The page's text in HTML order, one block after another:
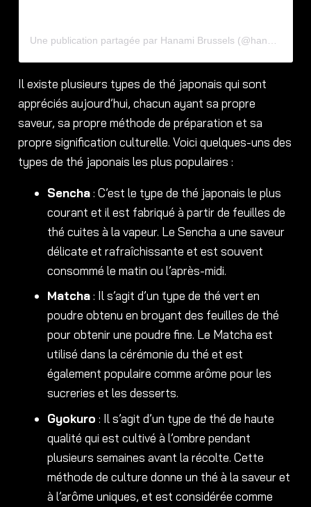
Il existe plusieurs types de thé japonais qui sont
appréciés aujourd’hui, chacun ayant sa propre
saveur, sa propre méthode de préparation et sa
propre signification culturelle. Voici quelques-uns des
types de thé japonais les plus populaires :
Sencha : C’est le type de thé japonais le plus
courant et il est fabriqué à partir de feuilles de
thé cuites à la vapeur. Le Sencha a une saveur
délicate et rafraîchissante et est souvent
consommé le matin ou l’après-midi.
Matcha : Il s’agit d’un type de thé vert en
poudre obtenu en broyant des feuilles de thé
pour obtenir une poudre fine. Le Matcha est
utilisé dans la cérémonie du thé et est
également populaire comme arôme pour les
sucreries et les desserts.
Gyokuro : Il s’agit d’un type de thé de haute
qualité qui est cultivé à l’ombre pendant
plusieurs semaines avant la récolte. Cette
méthode de culture donne un thé à la saveur et
à l’arôme uniques, et est considérée comme